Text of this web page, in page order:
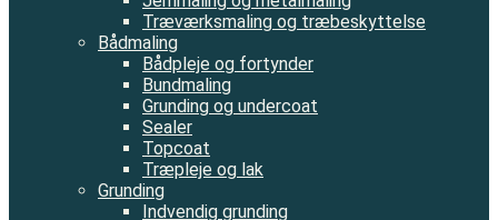
Træværksmaling og træbeskyttelse
Bådmaling
Bådpleje og fortynder
Bundmaling
Grunding og undercoat
Sealer
Topcoat
Træpleje og lak
Grunding
Indvendig grunding